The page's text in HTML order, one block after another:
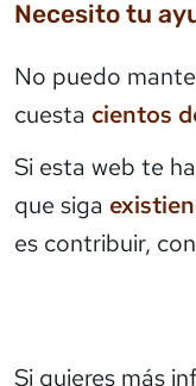
Necesito tu
No puedo
cuesta cientos
Si esta web te
que siga
es contribuir,
Si quieres más